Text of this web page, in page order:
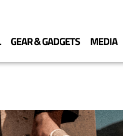
GEAR & GADGETS MEDIA